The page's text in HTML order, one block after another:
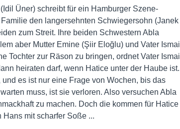
Üner) schreibt für ein Hamburger Szene-
den langersehnten Schwiegersohn (Janek
zum Streit. Ihre beiden Schwestern Abla
aber Mutter Emine (Şiir Eloğlu) und Vater Ismail
Tochter zur Räson zu bringen, ordnet Vater Ismail
heiraten darf, wenn Hatice unter der Haube ist.
es ist nur eine Frage von Wochen, bis das
muss, ist sie verloren. Also versuchen Abla
zu machen. Doch die kommen für Hatice
mit scharfer Soße ...